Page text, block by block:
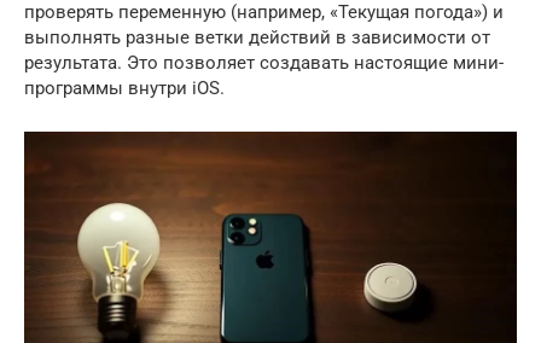
проверять переменную (например, «Текущая погода») и
выполнять разные ветки действий в зависимости от
результата. Это позволяет создавать настоящие мини-
программы внутри iOS.